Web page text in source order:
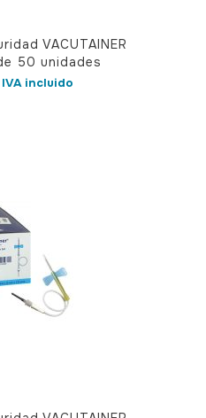
VACUTAINER
50 unidades
IVA incluido